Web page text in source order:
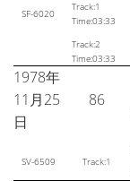
SF-6020
Track:1
Time:03:33
Track:2
Time:03:33
1978年
11月25
日
86
SV-6509 Track:1